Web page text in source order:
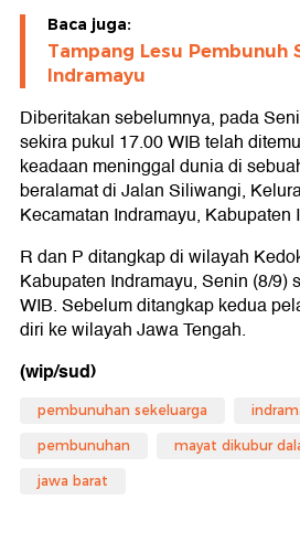
Baca juga:
Tampang Lesu Pembunuh
Indramayu
Diberitakan sebelumnya, pada
sekira pukul 17.00 WIB telah
keadaan meninggal dunia di
beralamat di Jalan Siliwangi,
Kecamatan Indramayu, Kabupaten
R dan P ditangkap di wilayah
Kabupaten Indramayu, Senin (8/9)
WIB. Sebelum ditangkap kedua
diri ke wilayah Jawa Tengah.
(wip/sud)
pembunuhan sekeluarga
pembunuhan mayat dikubur
jawa barat